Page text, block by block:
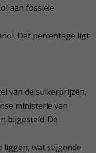
aan fossiele
Dat percentage ligt
van de suikerprijzen.
ministerie van
bijgesteld. De
liggen, wat stijgende